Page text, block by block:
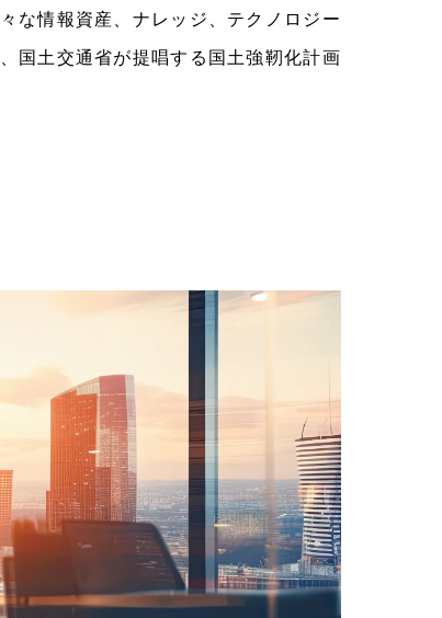
な情報資産、ナレッジ、テクノロジー
国土交通省が提唱する国土強靭化計画